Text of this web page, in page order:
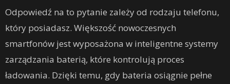
Odpowiedź na to pytanie zależy od rodzaju telefonu,
który posiadasz. Większość nowoczesnych
smartfonów jest wyposażona w inteligentne systemy
zarządzania baterią, które kontrolują proces
ładowania. Dzięki temu, gdy bateria osiągnie pełne